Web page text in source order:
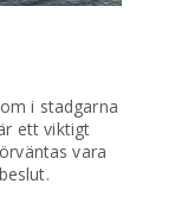
i stadgarna
ett viktigt
vara